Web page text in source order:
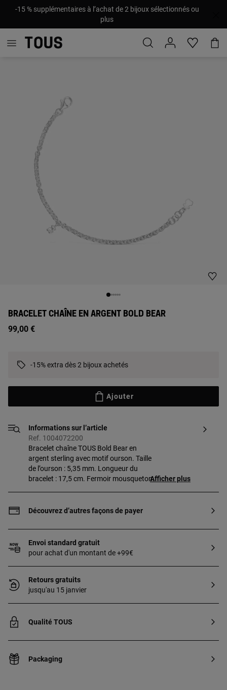
-15 % supplémentaires à l’achat de 2 bijoux sélectionnés ou
plus
BRACELET CHAÎNE EN ARGENT BOLD BEAR
99,00 €
-15% extra dès 2 bijoux achetés
Ajouter
Informations sur l’article
Ref. 1004072200
Bracelet chaîne TOUS Bold Bear en
argent sterling avec motif ourson. Taille
de l’ourson : 5,35 mm. Longueur du
bracelet : 17,5 cm. Fermoir mousqueton.Afficher plus
Découvrez d’autres façons de payer
Envoi standard gratuit
pour achat d'un montant de +99€
Retours gratuits
jusqu'au 15 janvier
Qualité TOUS
Packaging